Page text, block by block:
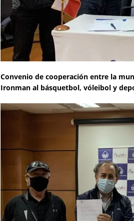
Convenio de cooperación entre la
Ironman al básquetbol, vóleibol y